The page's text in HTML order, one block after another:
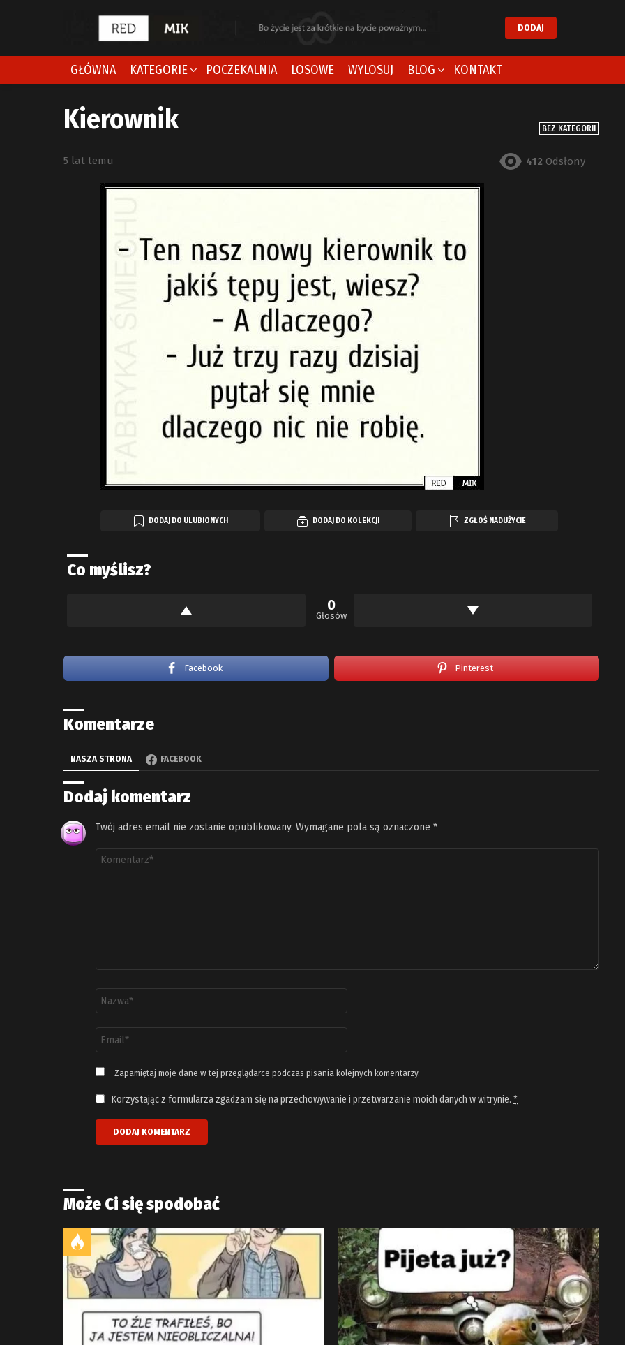
DODAJ
GŁÓWNA KATEGORIE POCZEKALNIA LOSOWE WYLOSUJ BLOG KONTAKT
BEZ KATEGORII
Kierownik
5 lat temu 412 Odsłony
DODAJ DO ULUBIONYCH DODAJ DO KOLEKCJI ZGŁOŚ NADUŻYCIE
Co myślisz?
0
Głosów
Facebook Pinterest
Komentarze
NASZA STRONA FACEBOOK
Dodaj komentarz
Twój adres email nie zostanie opublikowany. Wymagane pola są oznaczone *
Komentarz
email
*
Zapamiętaj moje dane w tej przeglądarce podczas pisania kolejnych komentarzy.
Korzystając z formularza zgadzam się na przechowywanie i przetwarzanie moich danych w witrynie. *
Może Ci się spodobać